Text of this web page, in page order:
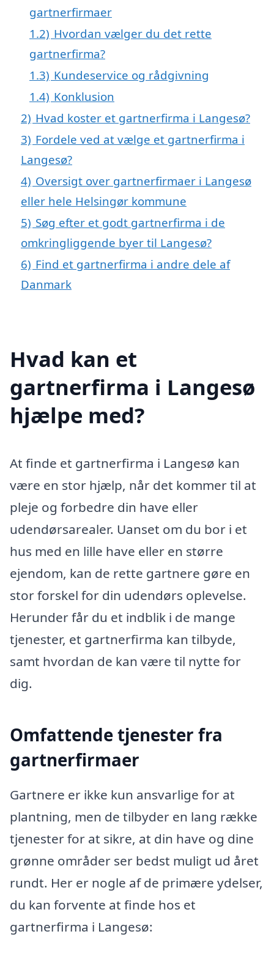
gartnerfirmaer
1.2) Hvordan vælger du det rette
gartnerfirma?
1.3) Kundeservice og rådgivning
1.4) Konklusion
2) Hvad koster et gartnerfirma i Langesø?
3) Fordele ved at vælge et gartnerfirma i
Langesø?
4) Oversigt over gartnerfirmaer i Langesø
eller hele Helsingør kommune
5) Søg efter et godt gartnerfirma i de
omkringliggende byer til Langesø?
6) Find et gartnerfirma i andre dele af
Danmark
Hvad kan et
gartnerfirma i Langesø
hjælpe med?
At finde et gartnerfirma i Langesø kan
være en stor hjælp, når det kommer til at
pleje og forbedre din have eller
udendørsarealer. Uanset om du bor i et
hus med en lille have eller en større
ejendom, kan de rette gartnere gøre en
stor forskel for din udendørs oplevelse.
Herunder får du et indblik i de mange
tjenester, et gartnerfirma kan tilbyde,
samt hvordan de kan være til nytte for
dig.
Omfattende tjenester fra
gartnerfirmaer
Gartnere er ikke kun ansvarlige for at
plantning, men de tilbyder en lang række
tjenester for at sikre, at din have og dine
grønne områder ser bedst muligt ud året
rundt. Her er nogle af de primære ydelser,
du kan forvente at finde hos et
gartnerfirma i Langesø: